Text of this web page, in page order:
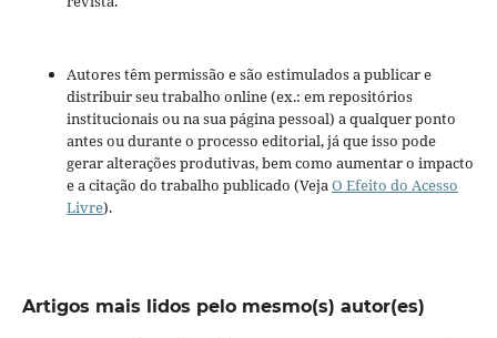
Autores têm permissão e são estimulados a publicar e
distribuir seu trabalho online (ex.: em repositórios
institucionais ou na sua página pessoal) a qualquer ponto
antes ou durante o processo editorial, já que isso pode
gerar alterações produtivas, bem como aumentar o impacto
e a citação do trabalho publicado (VejaO Efeito do Acesso
Livre).
Artigos mais lidos pelo mesmo(s) autor(es)